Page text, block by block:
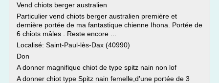
Vend chiots berger australien
Particulier vend chiots berger australien première et
dernière portée de ma fantastique chienne Ihona. Portée de
6 chiots mâles . Reste encore ...
Localisé: Saint-Paul-lès-Dax (40990)
Don
A donner magnifique chiot de type spitz nain non lof
A donner chiot type Spitz nain femelle,d'une portée de 3